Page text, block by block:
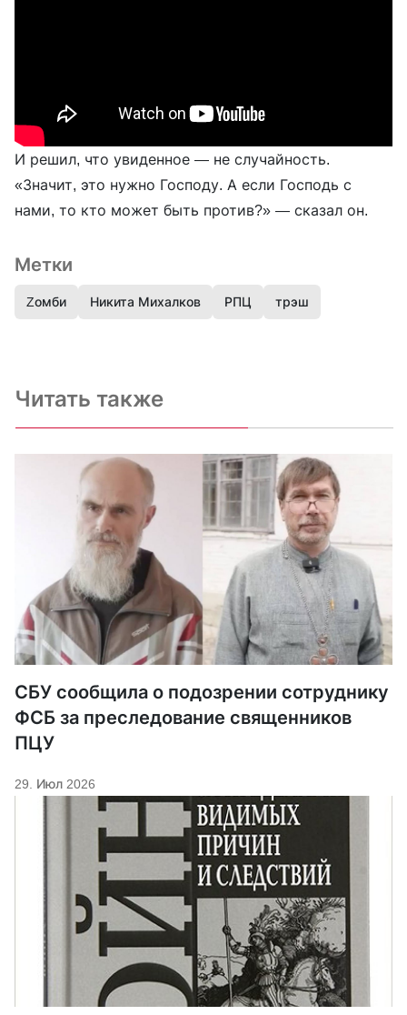
И решил, что увиденное — не случайность.
«Значит, это нужно Господу. А если Господь с
нами, то кто может быть против?» — сказал он.
Метки
Zомби Никита Михалков РПЦ трэш
Читать также
СБУ сообщила о подозрении сотруднику
ФСБ за преследование священников
ПЦУ
29. Июл 2026